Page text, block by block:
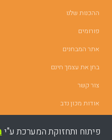
ההכנות שלנו
פורומים
אתר המבחנים
בחן את עצמך חינם
צור קשר
אודות מכון נדב
פיתוח ותחזוקת המערכת ע"י